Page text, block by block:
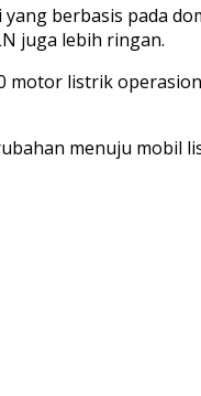
berbasis pada
juga lebih ringan.
listrik
menuju mobil